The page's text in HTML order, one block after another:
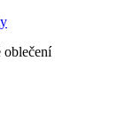
oblečení